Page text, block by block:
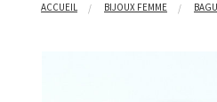
ACCUEIL BIJOUX FEMME